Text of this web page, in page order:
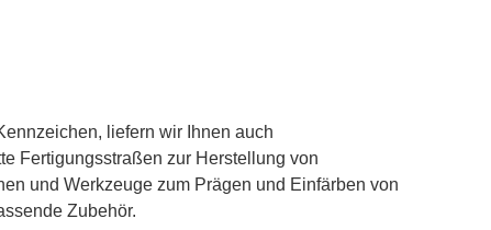
liefern wir Ihnen auch
Fertigungsstraßen zur Herstellung von
und Werkzeuge zum Prägen und Einfärben von
Zubehör.